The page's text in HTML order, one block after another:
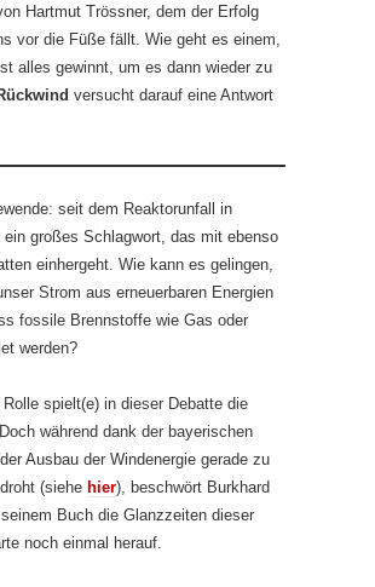
Hartmut Trössner, dem der Erfolg
vor die Füße fällt. Wie geht es einem,
alles gewinnt, um es dann wieder zu
versucht darauf eine Antwort
seit dem Reaktorunfall in
ein großes Schlagwort, das mit ebenso
einhergeht. Wie kann es gelingen,
Strom aus erneuerbaren Energien
fossile Brennstoffe wie Gas oder
werden?
spielt(e) in dieser Debatte die
während dank der bayerischen
Ausbau der Windenergie gerade zu
(siehe hier), beschwört Burkhard
Buch die Glanzzeiten dieser
noch einmal herauf.